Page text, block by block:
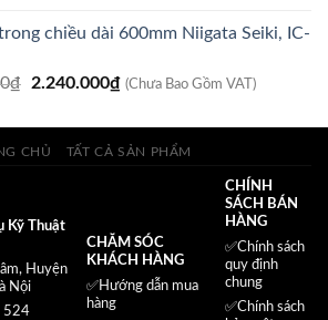
750.000₫.là:
chiều dài 600mm Niigata Seiki, IC-
₫
Giá
là:
2.576.000₫.
2.240.000₫Giá
tại
là:
(Chưa Bao Gồm VAT)
CHỦ TẤT CẢ SẢN PHẨM
Kỹ Thuật
Huyện
Nội
524
CHĂM SÓC
KHÁCH HÀNG
✅Hướng dẫn mua
hàng
CHÍNH
SÁCH BÁN
HÀNG
✅Chính sách
quy định
chung
✅Chính sách